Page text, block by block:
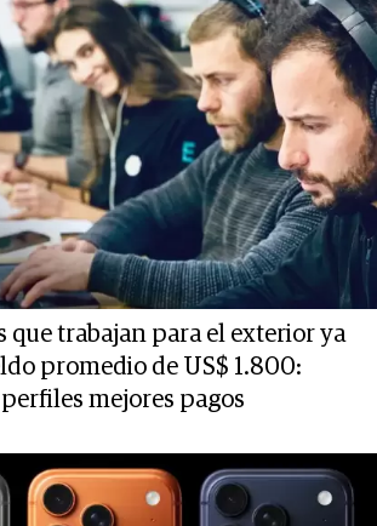
que trabajan para el exterior ya
promedio de US$ 1.800:
mejores pagos